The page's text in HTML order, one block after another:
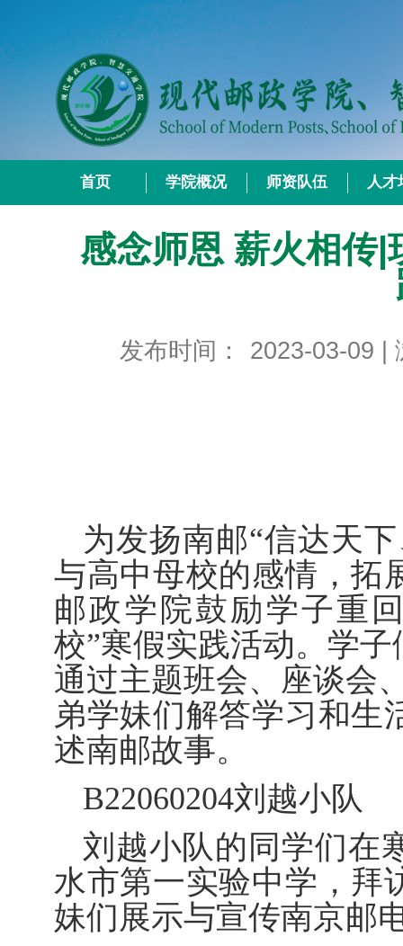
首页 学院概况 师资队伍 人才
感念师恩 薪火相传|
发布时间： 2023-03-09
为发扬南邮“信达天
与高中母校的感情，拓
邮政学院鼓励学子重
校”寒假实践活动。学
通过主题班会、座谈会
弟学妹们解答学习和生
述南邮故事。
B22060204刘越小队
刘越小队的同学们在
水市第一实验中学，拜
妹们展示与宣传南京邮